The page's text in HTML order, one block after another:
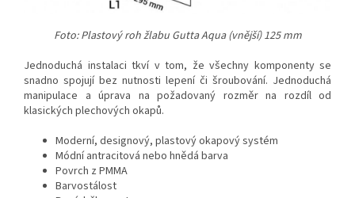
Foto: Plastový roh žlabu Gutta Aqua (vnější) 125 mm
Jednoduchá instalaci tkví v tom, že všechny komponenty se
snadno spojují bez nutnosti lepení či šroubování. Jednoduchá
manipulace a úprava na požadovaný rozměr na rozdíl od
klasických plechových okapů.
Moderní, designový, plastový okapový systém
Módní antracitová nebo hnědá barva
Povrch z PMMA
Barvostálost